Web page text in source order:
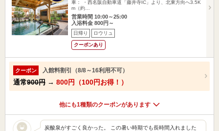
車： ・西名阪自動車道「藤井寺IC」より、北東方向へ3.5K
m（約…
営業時間 10:00～25:00
入浴料金 800円～
日帰り ロウリュ
クーポンあり
クーポン 入館料割引（8/8～16利用不可）
通常900円 → 800円（100円お得！）
他にも1種類のクーポンがあります
炭酸泉がすごく良かった。 この暑い時期でも長時間入れました